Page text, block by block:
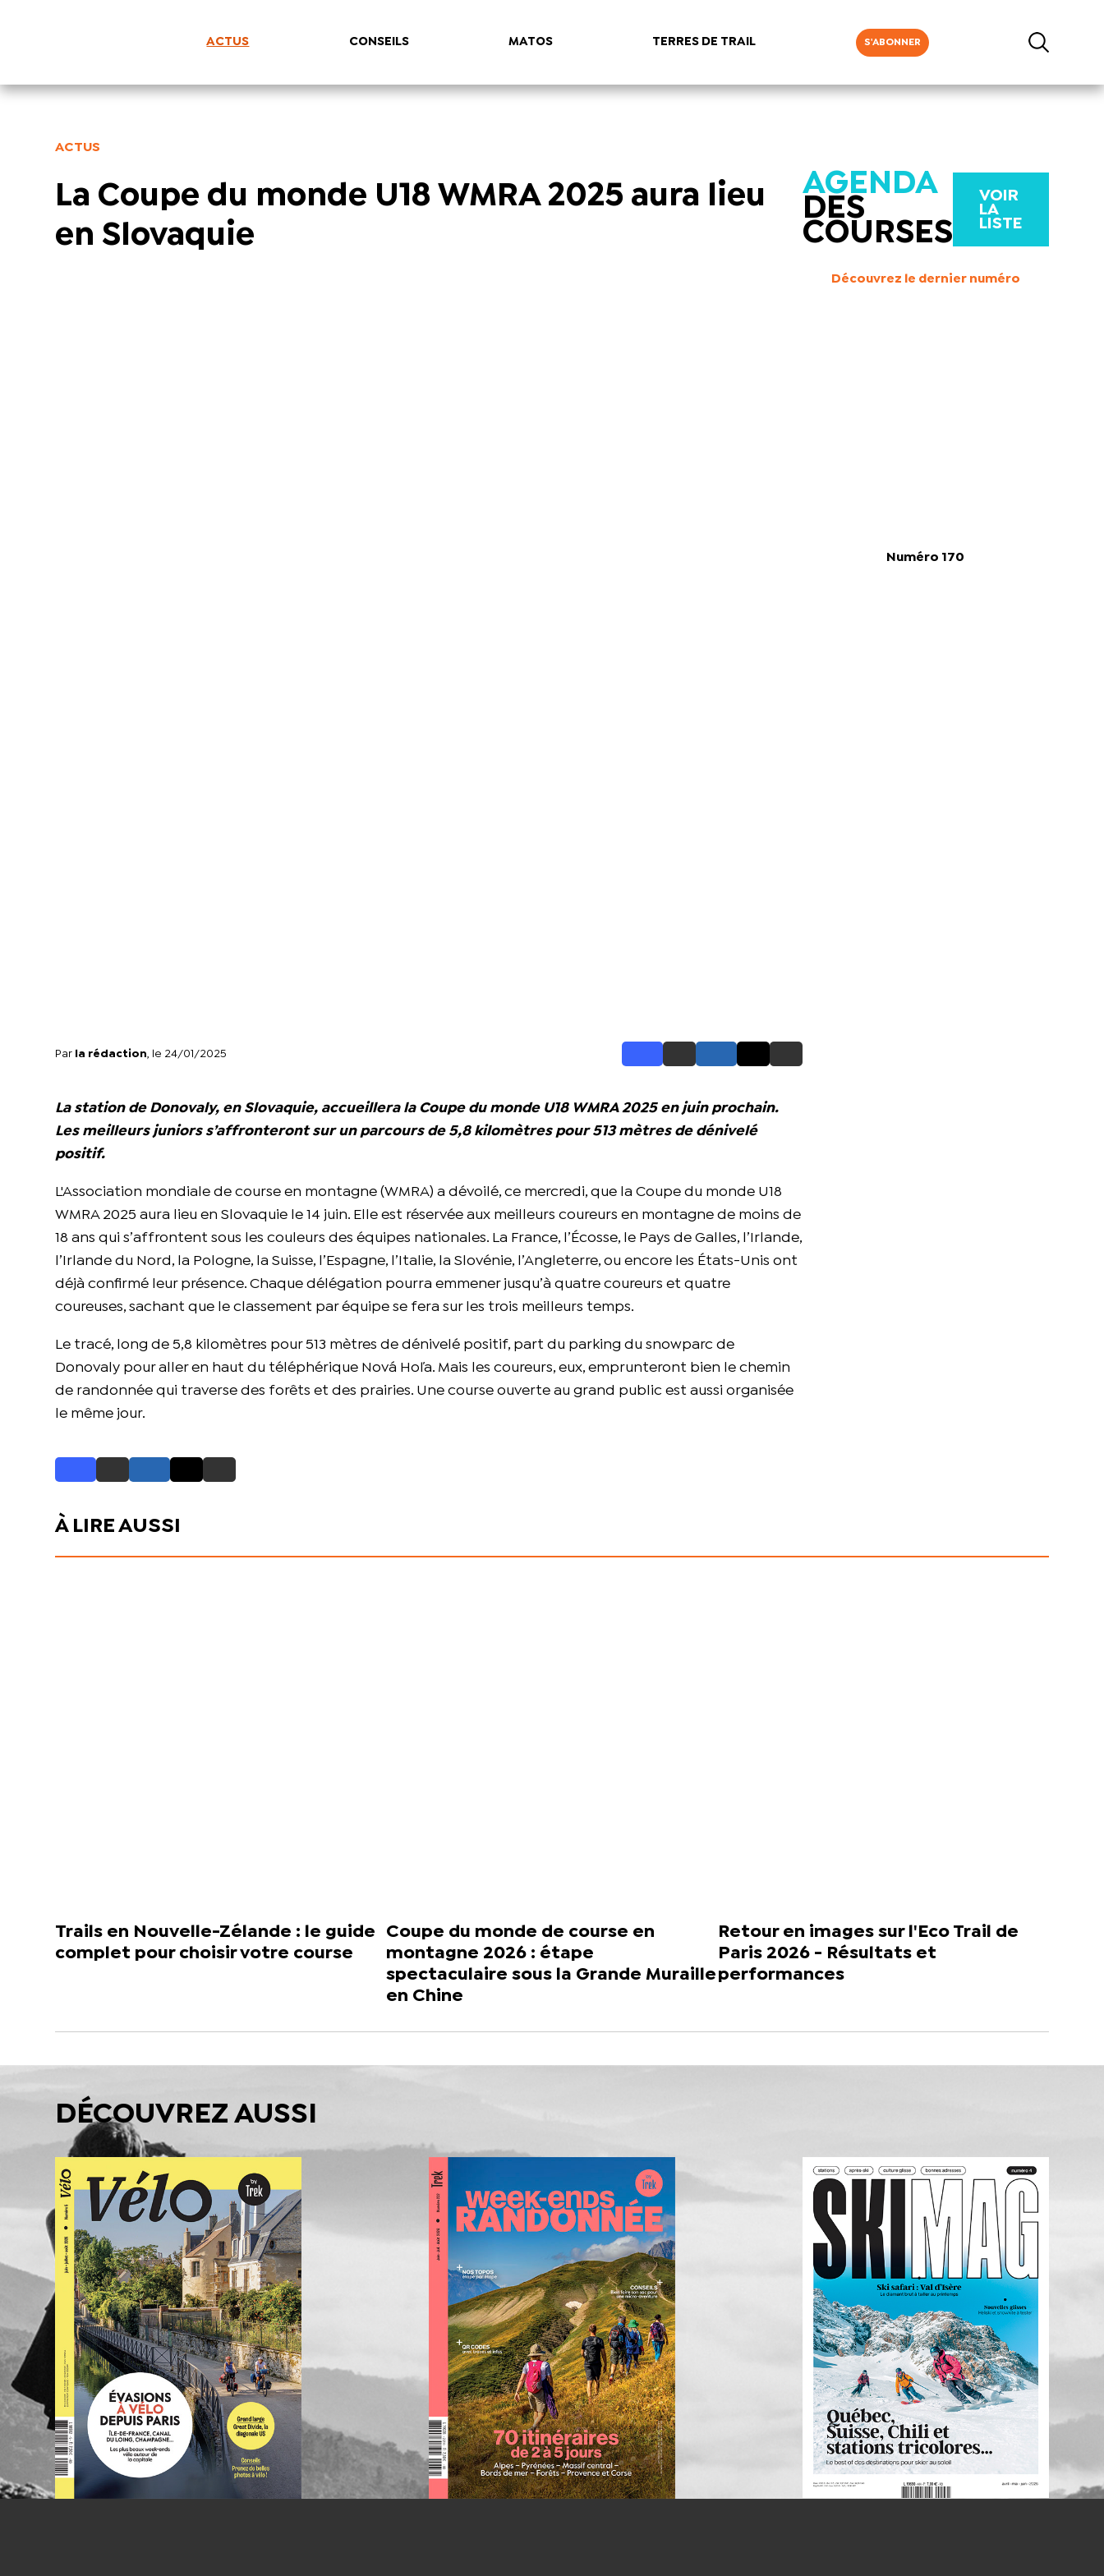
ACTUS CONSEILS MATOS TERRES DE TRAIL S'ABONNER
ACTUS
La Coupe du monde U18 WMRA 2025 aura lieu
en Slovaquie
Par la rédaction , le 24/01/2025
La station de Donovaly, en Slovaquie, accueillera la Coupe du monde U18 WMRA 2025 en juin prochain.
Les meilleurs juniors s’affronteront sur un parcours de 5,8 kilomètres pour 513 mètres de dénivelé
positif.
L'Association mondiale de course en montagne (WMRA) a dévoilé, ce mercredi, que la Coupe du monde U18
WMRA 2025 aura lieu en Slovaquie le 14 juin. Elle est réservée aux meilleurs coureurs en montagne de moins de
18 ans qui s’affrontent sous les couleurs des équipes nationales. La France, l’Écosse, le Pays de Galles, l’Irlande,
l’Irlande du Nord, la Pologne, la Suisse, l’Espagne, l’Italie, la Slovénie, l’Angleterre, ou encore les États-Unis ont
déjà confirmé leur présence. Chaque délégation pourra emmener jusqu’à quatre coureurs et quatre
coureuses, sachant que le classement par équipe se fera sur les trois meilleurs temps.
Le tracé, long de 5,8 kilomètres pour 513 mètres de dénivelé positif, part du parking du snowparc de
Donovaly pour aller en haut du téléphérique Nová Hoľa. Mais les coureurs, eux, emprunteront bien le chemin
de randonnée qui traverse des forêts et des prairies. Une course ouverte au grand public est aussi organisée
le même jour.
AGENDA
DES
COURSES
VOIR
LA
LISTE
Découvrez le dernier numéro
Numéro 170
À LIRE AUSSI
Trails en Nouvelle-Zélande : le guide
complet pour choisir votre course
Coupe du monde de course en
montagne 2026 : étape
spectaculaire sous la Grande Muraille
en Chine
Retour en images sur l'Eco Trail de
Paris 2026 - Résultats et
performances
DÉCOUVREZ AUSSI